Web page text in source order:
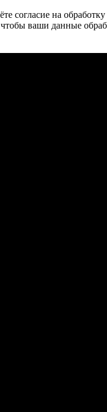
согласие на
ваши данные